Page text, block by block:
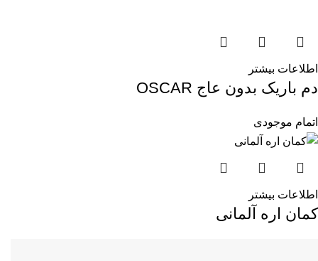
اطلاعات بیشتر
دم باریک بدون عاج OSCAR
اتمام موجودی
اطلاعات بیشتر
کمان اره آلمانی